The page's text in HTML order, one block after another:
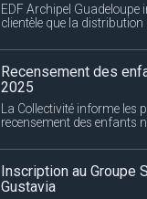
EDF Archipel Guadeloupe
clientèle que la distribution
Recensement des
2025
La Collectivité informe les
recensement des enfants
Inscription au Groupe
Gustavia